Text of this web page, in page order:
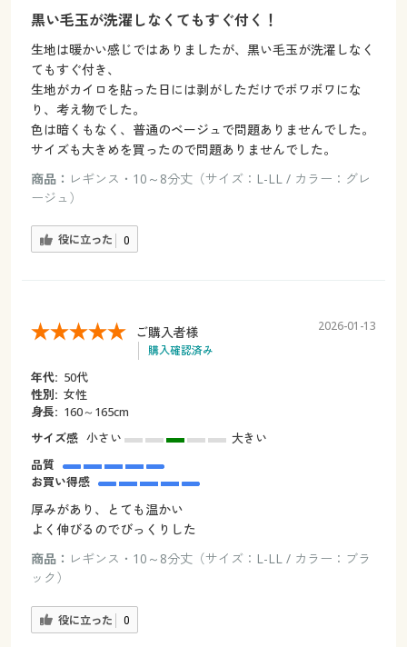
黒い毛玉が洗濯しなくてもすぐ付く！
生地は暖かい感じではありましたが、黒い毛玉が洗濯しなく
てもすぐ付き、
生地がカイロを貼った日には剥がしただけでボワボワにな
り、考え物でした。
色は暗くもなく、普通のベージュで問題ありませんでした。
サイズも大きめを買ったので問題ありませんでした。
商品： レギンス・10～8分丈（サイズ：L-LL / カラー：グレ
ージュ）
役に立った 0
ご購入者様
購入確認済み
2026-01-13
年代: 50代
性別: 女性
身長: 160～165cm
サイズ感 小さい
大きい
品質
お買い得感
厚みがあり、とても温かい
よく伸びるのでびっくりした
商品： レギンス・10～8分丈（サイズ：L-LL / カラー：ブラ
ック）
役に立った 0